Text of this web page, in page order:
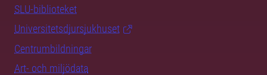
SLU-biblioteket
Universitetsdjursjukhuset
Centrumbildningar
Art- och miljödata